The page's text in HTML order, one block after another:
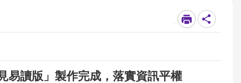
易讀版」製作完成，落實資訊平權